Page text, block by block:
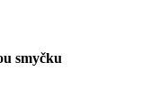
smyčku